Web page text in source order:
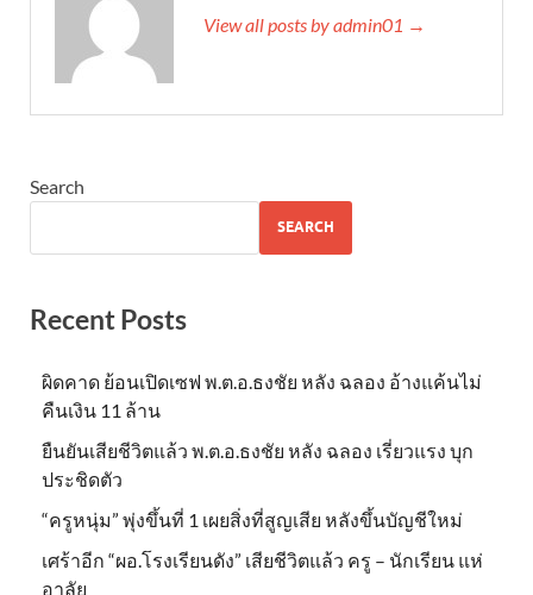
View all posts by admin01 →
Search
SEARCH
Recent Posts
ผิดคาด ย้อนเปิดเซฟ พ.ต.อ.ธงชัย หลัง ฉลอง อ้างแค้นไม่
คืนเงิน 11 ล้าน
ยืนยันเสียชีวิตแล้ว พ.ต.อ.ธงชัย หลัง ฉลอง เรี่ยวแรง บุก
ประชิดตัว
“ครูหนุ่ม” พุ่งขึ้นที่ 1 เผยสิ่งที่สูญเสีย หลังขึ้นบัญชีใหม่
เศร้าอีก “ผอ.โรงเรียนดัง” เสียชีวิตแล้ว ครู – นักเรียน แห่
อาลัย